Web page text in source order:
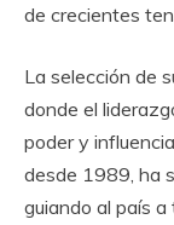
de crecientes
La selección de
donde el
poder y
desde 1989, ha
guiando al país